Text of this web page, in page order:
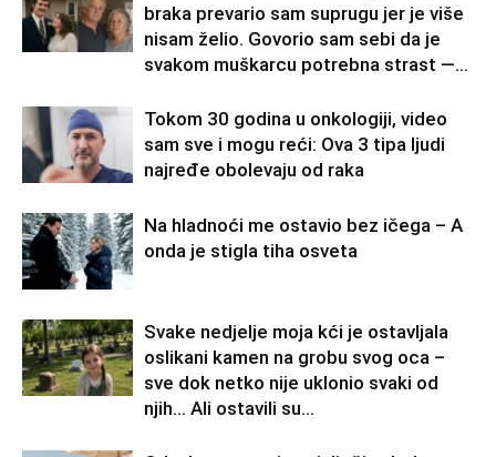
braka prevario sam suprugu jer je više
nisam želio. Govorio sam sebi da je
svakom muškarcu potrebna strast —...
Tokom 30 godina u onkologiji, video
sam sve i mogu reći: Ova 3 tipa ljudi
najređe obolevaju od raka
Na hladnoći me ostavio bez ičega – A
onda je stigla tiha osveta
Svake nedjelje moja kći je ostavljala
oslikani kamen na grobu svog oca –
sve dok netko nije uklonio svaki od
njih… Ali ostavili su...